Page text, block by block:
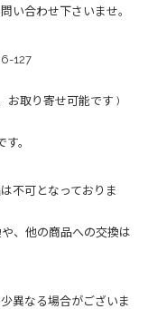
い合わせ下さいませ。
127
お取り寄せ可能です )
。
不可となっておりま
、他の商品への交換は
異なる場合がございま